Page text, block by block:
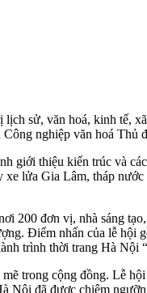
sử, văn hoá, kinh tế,
nghiệp văn hoá Thủ
giới thiệu kiến trúc và
lửa Gia Lâm, tháp
200 đơn vị, nhà sáng
Điểm nhấn của lễ hội
trình thời trang Hà Nội
trong cộng đồng. Lễ
đã được chiêm